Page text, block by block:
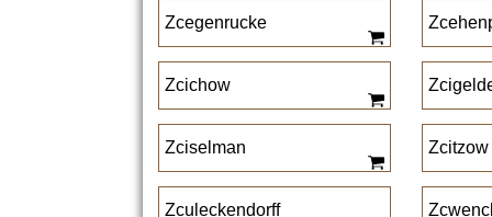
Zcegenrucke
Zcichow
Zciselman Zcitzow
Zculeckendorff